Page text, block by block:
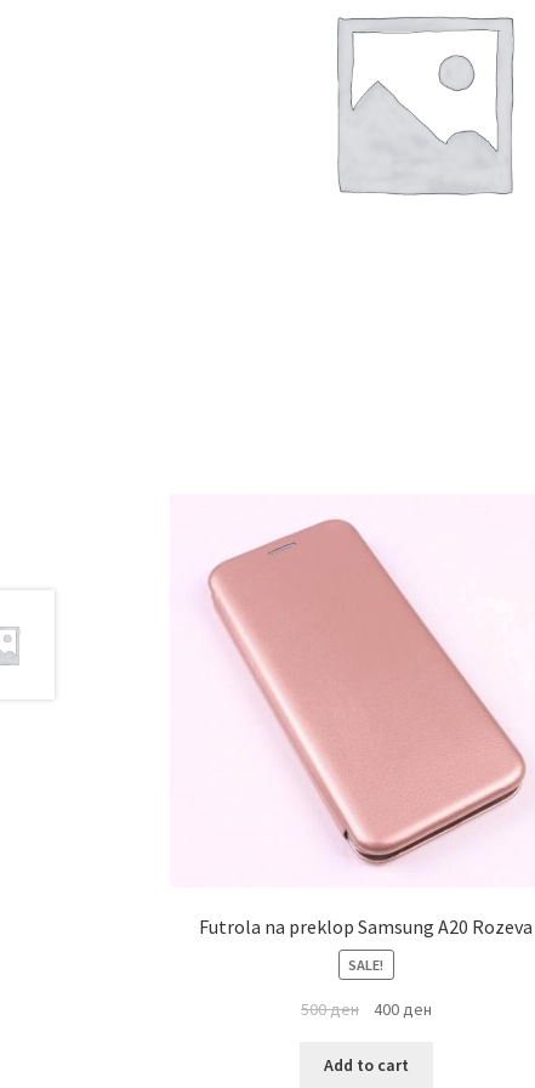
Futrola na preklop Samsung A20 Rozeva
SALE!
500ден 400ден
Add to cart